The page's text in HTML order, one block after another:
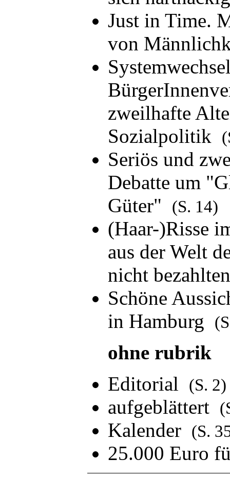
Just in Time.
von
zweilhafte
Sozialpolitik
Seriös und
Debatte um
Güter"
(S. 14)
(Haar-)Risse
aus der Welt
nicht
Schöne
in Hamburg
ohne rubrik
Editorial
(S. 2)
aufgeblättert
Kalender (S.
25.000 Euro